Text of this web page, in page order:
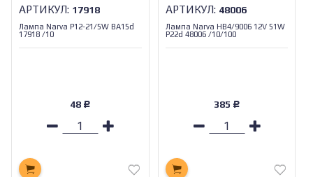
АРТИКУЛ: 17918
Лампа Narva P12-21/5W BA15d
17918 /10
48 Р
АРТИКУЛ: 48006
Лампа Narva HB4/9006 12V 51W
P22d 48006 /10/100
385 Р